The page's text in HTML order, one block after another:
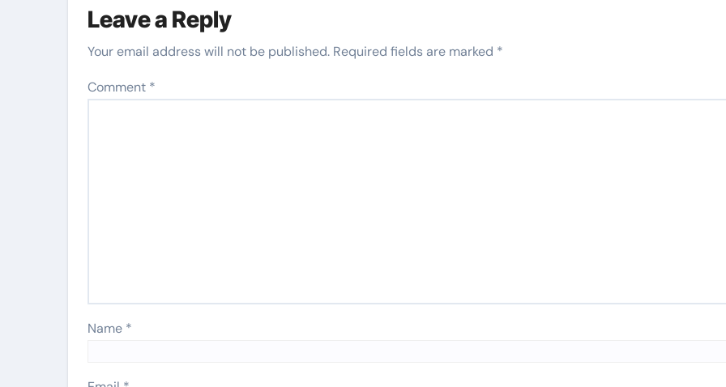
Leave a Reply
Your email address will not be published. Required fields are marked *
Comment *
Name *